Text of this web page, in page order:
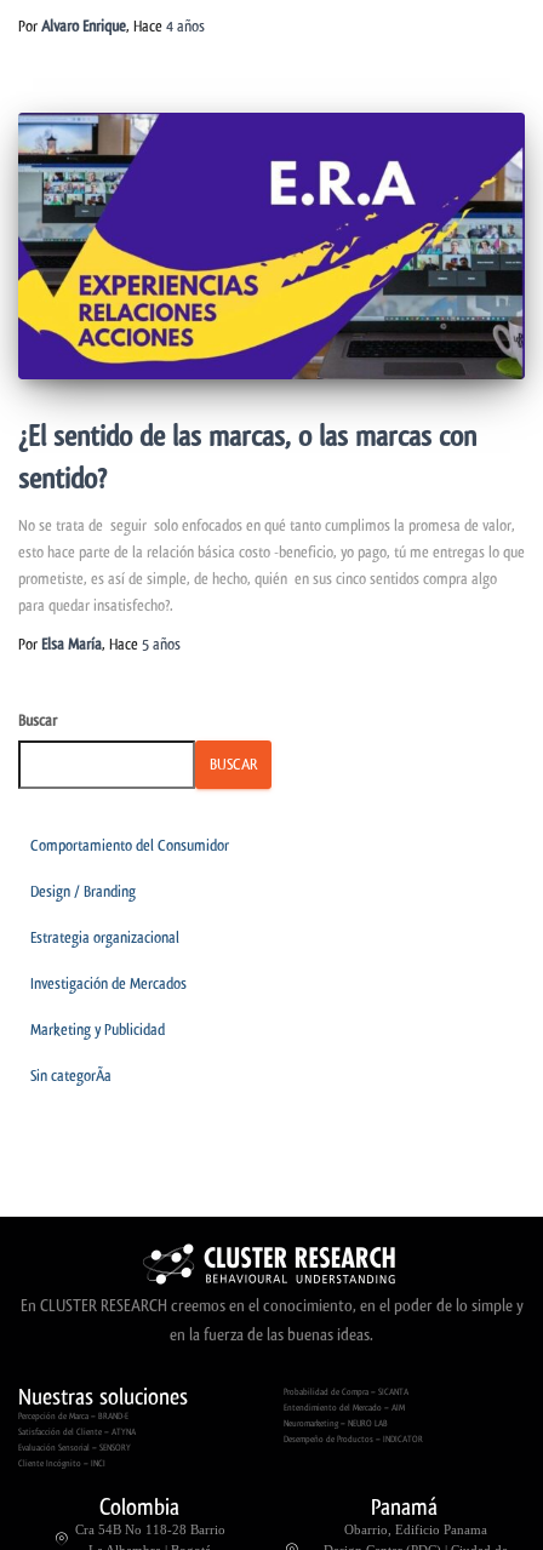
PorAlvaro Enrique, Hace4 años
¿El sentido de las marcas, o las marcas con
sentido?
No se trata de seguir solo enfocados en qué tanto cumplimos la promesa de valor,
esto hace parte de la relación básica costo -beneficio, yo pago, tú me entregas lo que
prometiste, es así de simple, de hecho, quién en sus cinco sentidos compra algo
para quedar insatisfecho?.
PorElsa María, Hace5 años
Buscar
BUSCAR
Comportamiento del Consumidor
Design / Branding
Estrategia organizacional
Investigación de Mercados
Marketing y Publicidad
Sin categorÃ­a
En CLUSTER RESEARCH creemos en el conocimiento, en el poder de lo simple y
en la fuerza de las buenas ideas.
Nuestras soluciones
Percepción de Marca – BRAND-E
Satisfacción del Cliente – ATYNA
Evaluación Sensorial – SENSORY
Cliente Incógnito – INCI
Probabilidad de Compra – SICANTA
Entendimiento del Mercado – AIM
Neuromarketing – NEURO LAB
Desempeño de Productos – INDICATOR
Colombia
Cra 54B No 118-28 Barrio
Panamá
Obarrio, Edificio Panama